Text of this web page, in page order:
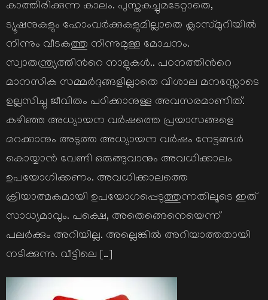
കാത്തിരിക്കുന്ന കാലം. പുസ്തകച്ചുമടേറ്റാതെ,
ട്യൂഷനുകളും ഹോംവര്‍ക്കുകളുമില്ലാതെ ക്ലാസ്മുറിയില്‍
നിന്നും വീടകത്തു നിന്നുമുള്ള മോചനം.
സ്വാതന്ത്ര്യത്തിന്‍റെ നാളുകള്‍.. പഠനത്തിന്‍റെ
മാനസിക സമ്മര്‍ദ്ദങ്ങളില്ലാതെ വിശാല മനസ്സോടെ
ഉല്ലസിച്ചു ജീവിതം പഠിക്കാനുള്ള അവസരമാണിത്.
കഴിഞ്ഞ അധ്യായന വര്‍ഷത്തെ പ്രയാസങ്ങളെ
മറക്കാനും അടുത്ത അധ്യായന വര്‍ഷം നേട്ടങ്ങള്‍
കൊയ്യാന്‍ വേണ്ടി ഒരുങ്ങുവാനും അവധിക്കാലം
ഉപയോഗിക്കണം. അവധിക്കാലത്തെ
ക്രിയാത്മകമായി ഉപയോഗപ്പെടുത്തുന്നതിലൂടെ ഇത്
സാധ്യമാവും. പക്ഷെ, അതെങ്ങെനെയെന്ന്
പലര്‍ക്കും അറിയില്ല. അല്ലെങ്കില്‍ അറിയാത്തതായി
നടിക്കുന്നു. വീട്ടിലെ […]